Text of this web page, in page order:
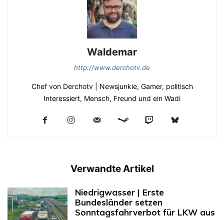
Waldemar
http://www.derchotv.de
Chef von Derchotv | Newsjunkie, Gamer, politisch
Interessiert, Mensch, Freund und ein Wadi
Verwandte Artikel
Niedrigwasser | Erste
Bundesländer setzen
Sonntagsfahrverbot für LKW aus